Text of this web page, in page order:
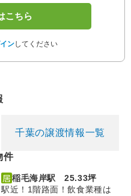
こちら
ンしてください
千葉の譲渡情報一覧
件
稲毛海岸駅 25.33坪
駅近！1階路面！飲食業種は